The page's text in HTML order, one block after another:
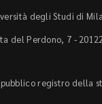
degli Studi di
del Perdono, 7 -
registro della